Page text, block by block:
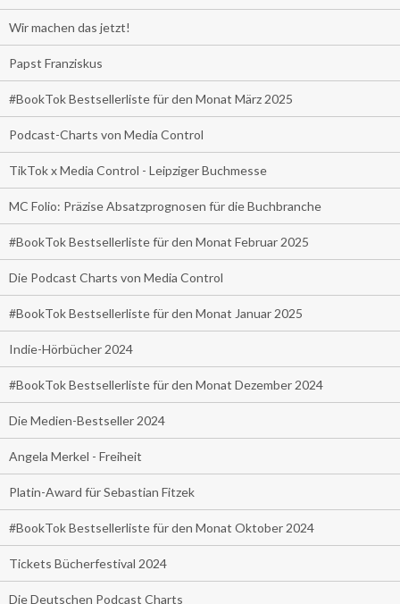
Wir machen das jetzt!
Papst Franziskus
#BookTok Bestsellerliste für den Monat März 2025
Podcast-Charts von Media Control
TikTok x Media Control - Leipziger Buchmesse
MC Folio: Präzise Absatzprognosen für die Buchbranche
#BookTok Bestsellerliste für den Monat Februar 2025
Die Podcast Charts von Media Control
#BookTok Bestsellerliste für den Monat Januar 2025
Indie-Hörbücher 2024
#BookTok Bestsellerliste für den Monat Dezember 2024
Die Medien-Bestseller 2024
Angela Merkel - Freiheit
Platin-Award für Sebastian Fitzek
#BookTok Bestsellerliste für den Monat Oktober 2024
Tickets Bücherfestival 2024
Die Deutschen Podcast Charts